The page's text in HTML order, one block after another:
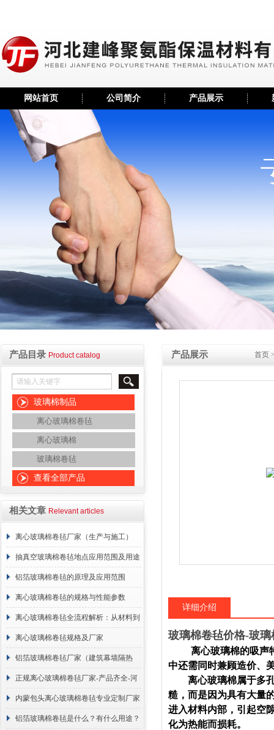
网站首页 公司简介 产品展示
产品目录 Product catalog
玻璃棉制品
离心玻璃棉卷毡
离心玻璃棉
玻璃棉卷毡
查看全部产品
相关文章 Relevant articles
离心玻璃棉卷毡厂家（生产与施工）
抽真空玻璃棉卷毡地点应用范围及用途
说明
铝箔玻璃棉卷毡的原理及应用范围
离心玻璃棉卷毡的规格与性能参数
离心玻璃棉卷毡全流程解析：从材料到
施工
离心玻璃棉卷毡规格及厂家
铝箔玻璃棉卷毡厂家（建筑幕墙隔热
棉）
正规离心玻璃棉卷毡厂家-产品齐全-河
北建峰保温材料有限公司
内蒙包头离心玻璃棉卷毡专业定制厂家
铝箔玻璃棉卷毡是什么？有什么用途？
产品展示 首页
详细介绍
玻璃棉卷毡价格-玻
离心玻璃棉的吸声
中还需同时兼顾造价、
离心玻璃棉属于多孔
糙，而是因为具有大量
进入材料内部，引起空
化为热能而损耗。